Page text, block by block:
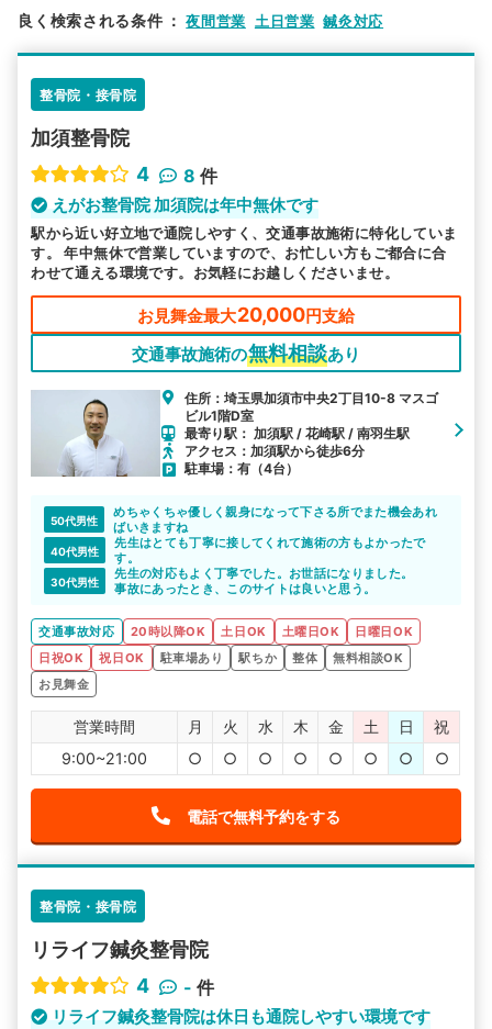
検索する
駅から探す
良く検索される条件 ： 夜間営業 土日営業 鍼灸対応
整骨院・接骨院
加須整骨院
4
8 件
えがお整骨院 加須院は年中無休です
駅から近い好立地で通院しやすく、交通事故施術に特化していま
す。 年中無休で営業していますので、お忙しい方もご都合に合
わせて通える環境です。お気軽にお越しくださいませ。
お見舞金最大20,000円支給
交通事故施術の無料相談あり
住所：埼玉県加須市中央2丁目10-8 マスゴ
ビル1階D室
最寄り駅： 加須駅 / 花崎駅 / 南羽生駅
アクセス：加須駅から徒歩6分
駐車場：有（4台）
50代男性
めちゃくちゃ優しく親身になって下さる所でまた機会あれ
ばいきますね
40代男性
先生はとても丁寧に接してくれて施術の方もよかったで
す。
30代男性
先生の対応もよく丁寧でした。お世話になりました。
事故にあったとき、このサイトは良いと思う。
交通事故対応 20時以降OK 土日OK 土曜日OK
日曜日OK
日祝OK
祝日OK 駐車場あり 駅ちか 整体
無料相談OK
お見舞金
営業時間 月 火 水 木 金 土 日
祝
9:00~21:00
○ ○ ○ ○ ○ ○ ○ ○
電話で無料予約をする
整骨院・接骨院
リライフ鍼灸整骨院
4
- 件
リライフ鍼灸整骨院は休日も通院しやすい環境です